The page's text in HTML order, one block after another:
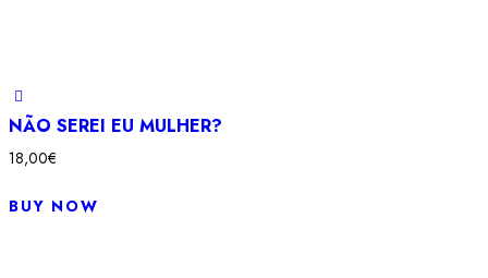
NÃO SEREI EU MULHER?
18,00€
BUY NOW